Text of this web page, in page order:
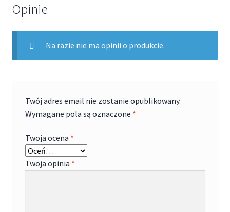
Opinie
Na razie nie ma opinii o produkcie.
Twój adres email nie zostanie opublikowany.
Wymagane pola są oznaczone *
Twoja ocena *
Twoja opinia *